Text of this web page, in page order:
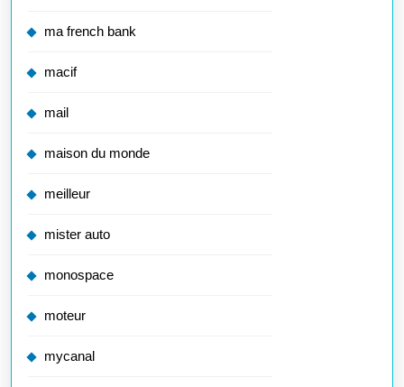
ma french bank
macif
mail
maison du monde
meilleur
mister auto
monospace
moteur
mycanal